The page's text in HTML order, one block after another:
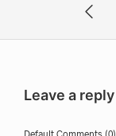
Leave a reply